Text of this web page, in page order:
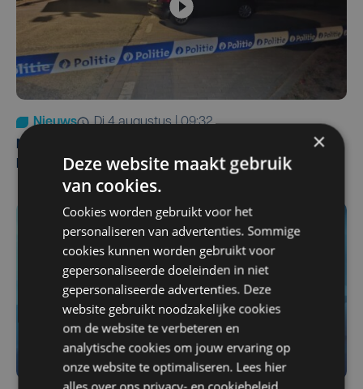
Nieuws
di 4 augustus | 09:32
Man en vrouw dood aangetroffen in woning in Sint-
Pieters Brugge
×
Deze website maakt gebruik
van cookies.
Cookies worden gebruikt voor het
personaliseren van advertenties. Sommige
cookies kunnen worden gebruikt voor
gepersonaliseerde doeleinden in niet
gepersonaliseerde advertenties. Deze
website gebruikt noodzakelijke cookies
om de website te verbeteren en
analytische cookies om jouw ervaring op
onze website te optimaliseren. Lees hier